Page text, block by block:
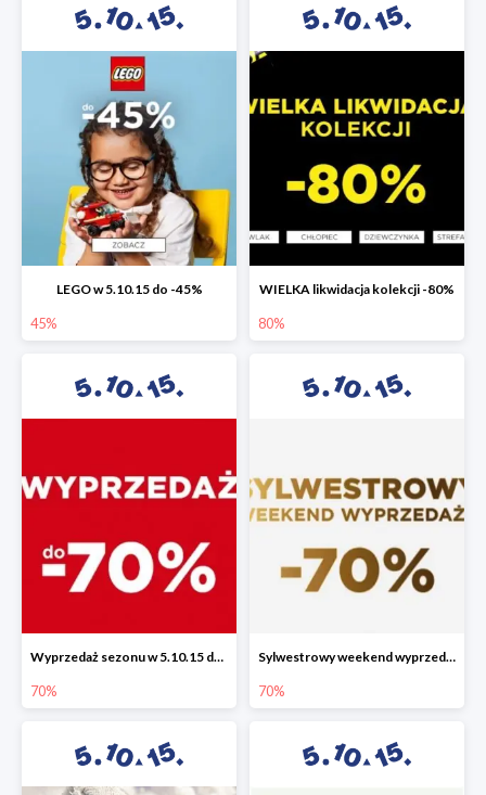
LEGO w 5.10.15 do -45%
45%
WIELKA likwidacja kolekcji -80%
80%
Wyprzedaż sezonu w 5.10.15 do -70%
70%
Sylwestrowy weekend wyprzedaży do -70%
70%